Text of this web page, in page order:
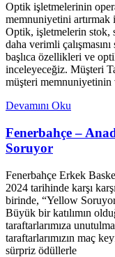
Optik işletmelerinin
memnuniyetini artırmak
Optik, işletmelerin stok,
daha verimli
başlıca özellikleri ve
inceleyeceğiz. Müşteri
müşteri memnuniyetinin
Devamını Oku
Fenerbahçe –
Soruyor
Fenerbahçe Erkek
2024 tarihinde karşı
birinde, “Yellow
Büyük bir katılımın
taraftarlarımıza
taraftarlarımızın maç
sürpriz ödüllerle